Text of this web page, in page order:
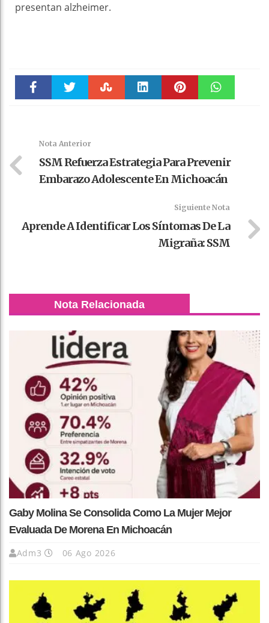
presentan alzheimer.
Nota Anterior
SSM Refuerza Estrategia Para Prevenir
Embarazo Adolescente En Michoacán
Siguiente Nota
Aprende A Identificar Los Síntomas De La
Migraña: SSM
Nota Relacionada
Gaby Molina Se Consolida Como La Mujer Mejor
Evaluada De Morena En Michoacán
Adm3 06 Ago 2026